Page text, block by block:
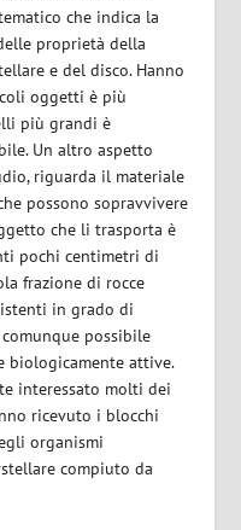
che indica la
proprietà della
e del disco. Hanno
oggetti è più
più grandi è
Un altro aspetto
riguarda il materiale
possono sopravvivere
che li trasporta è
pochi centimetri di
frazione di rocce
in grado di
possibile
biologicamente attive.
interessato molti dei
ricevuto i blocchi
organismi
compiuto da